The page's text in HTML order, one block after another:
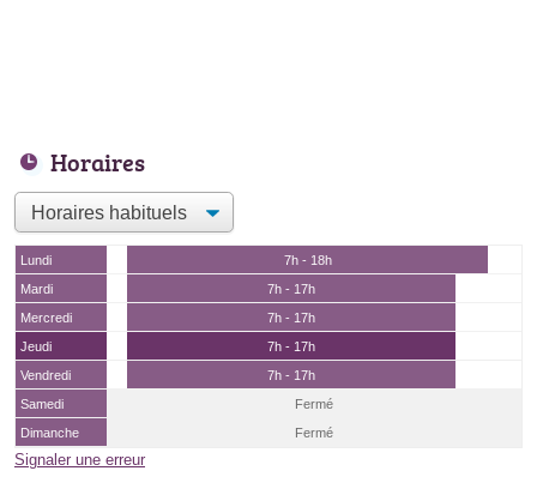
Horaires
Lundi
7h - 18h
Mardi
7h - 17h
Mercredi
7h - 17h
Jeudi
7h - 17h
Vendredi
7h - 17h
Samedi
Fermé
Dimanche
Fermé
Signaler une erreur